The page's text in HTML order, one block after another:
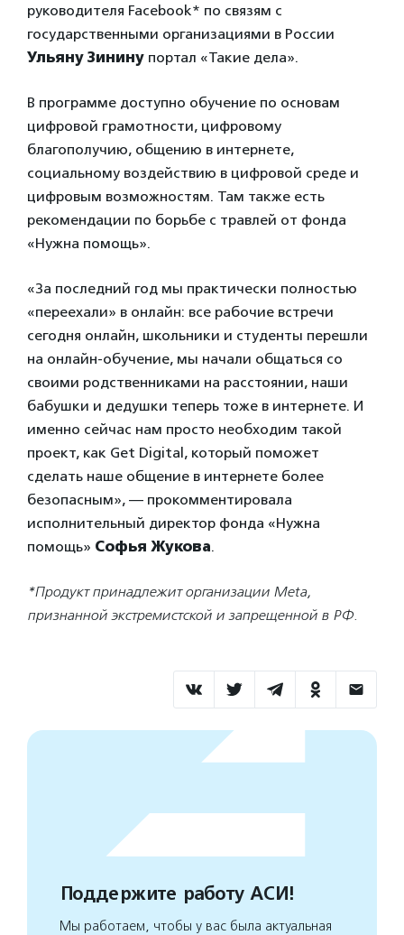
руководителя Facebook* по связям с
государственными организациями в России
Ульяну Зинину портал «Такие дела».
В программе доступно обучение по основам
цифровой грамотности, цифровому
благополучию, общению в интернете,
социальному воздействию в цифровой среде и
цифровым возможностям. Там также есть
рекомендации по борьбе с травлей от фонда
«Нужна помощь».
«За последний год мы практически полностью
«переехали» в онлайн: все рабочие встречи
сегодня онлайн, школьники и студенты перешли
на онлайн-обучение, мы начали общаться со
своими родственниками на расстоянии, наши
бабушки и дедушки теперь тоже в интернете. И
именно сейчас нам просто необходим такой
проект, как Get Digital, который поможет
сделать наше общение в интернете более
безопасным», — прокомментировала
исполнительный директор фонда «Нужна
помощь» Софья Жукова.
*Продукт принадлежит организации Meta,
признанной экстремистской и запрещенной в РФ.
Поддержите работу АСИ!
Мы работаем, чтобы у вас была актуальная